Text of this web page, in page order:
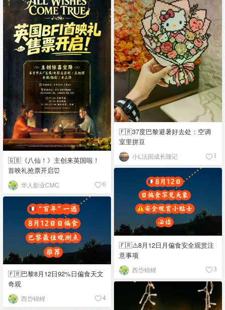
🇬🇧《八仙！》主创来英国啦！
首映礼抢票开启⏰
华人影业CMC 6
🇫🇷37度巴黎避暑好去处：空调
室里拼豆
小L法国成长随记 1
🇫🇷⚠️8月12日月偏食安全观赏注
意事项
西岱锦鲤 3
🇫🇷巴黎8月12日92%日偏食天文
奇观
西岱锦鲤 4